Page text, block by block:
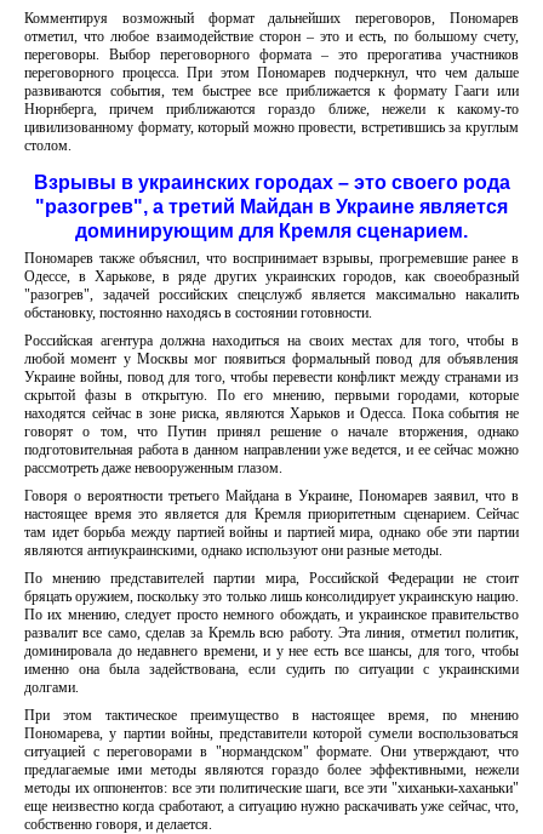
Комментируя возможный формат дальнейших переговоров, Пономарев
отметил, что любое взаимодействие сторон – это и есть, по большому счету,
переговоры. Выбор переговорного формата – это прерогатива участников
переговорного процесса. При этом Пономарев подчеркнул, что чем дальше
развиваются события, тем быстрее все приближается к формату Гааги или
Нюрнберга, причем приближаются гораздо ближе, нежели к какому-то
цивилизованному формату, который можно провести, встретившись за круглым
столом.
Взрывы в украинских городах – это своего рода
"разогрев", а третий Майдан в Украине является
доминирующим для Кремля сценарием.
Пономарев также объяснил, что воспринимает взрывы, прогремевшие ранее в
Одеcсе, в Харькове, в ряде других украинских городов, как своеобразный
"разогрев", задачей российских спецслужб является максимально накалить
обстановку, постоянно находясь в состоянии готовности.
Российская агентура должна находиться на своих местах для того, чтобы в
любой момент у Москвы мог появиться формальный повод для объявления
Украине войны, повод для того, чтобы перевести конфликт между странами из
скрытой фазы в открытую. По его мнению, первыми городами, которые
находятся сейчас в зоне риска, являются Харьков и Одесса. Пока события не
говорят о том, что Путин принял решение о начале вторжения, однако
подготовительная работа в данном направлении уже ведется, и ее сейчас можно
рассмотреть даже невооруженным глазом.
Говоря о вероятности третьего Майдана в Украине, Пономарев заявил, что в
настоящее время это является для Кремля приоритетным сценарием. Сейчас
там идет борьба между партией войны и партией мира, однако обе эти партии
являются антиукраинскими, однако используют они разные методы.
По мнению представителей партии мира, Российской Федерации не стоит
бряцать оружием, поскольку это только лишь консолидирует украинскую нацию.
По их мнению, следует просто немного обождать, и украинское правительство
развалит все само, сделав за Кремль всю работу. Эта линия, отметил политик,
доминировала до недавнего времени, и у нее есть все шансы, для того, чтобы
именно она была задействована, если судить по ситуации с украинскими
долгами.
При этом тактическое преимущество в настоящее время, по мнению
Пономарева, у партии войны, представители которой сумели воспользоваться
ситуацией с переговорами в "нормандском" формате. Они утверждают, что
предлагаемые ими методы являются гораздо более эффективными, нежели
методы их оппонентов: все эти политические шаги, все эти "хиханьки-хаханьки"
еще неизвестно когда сработают, а ситуацию нужно раскачивать уже сейчас, что,
собственно говоря, и делается.